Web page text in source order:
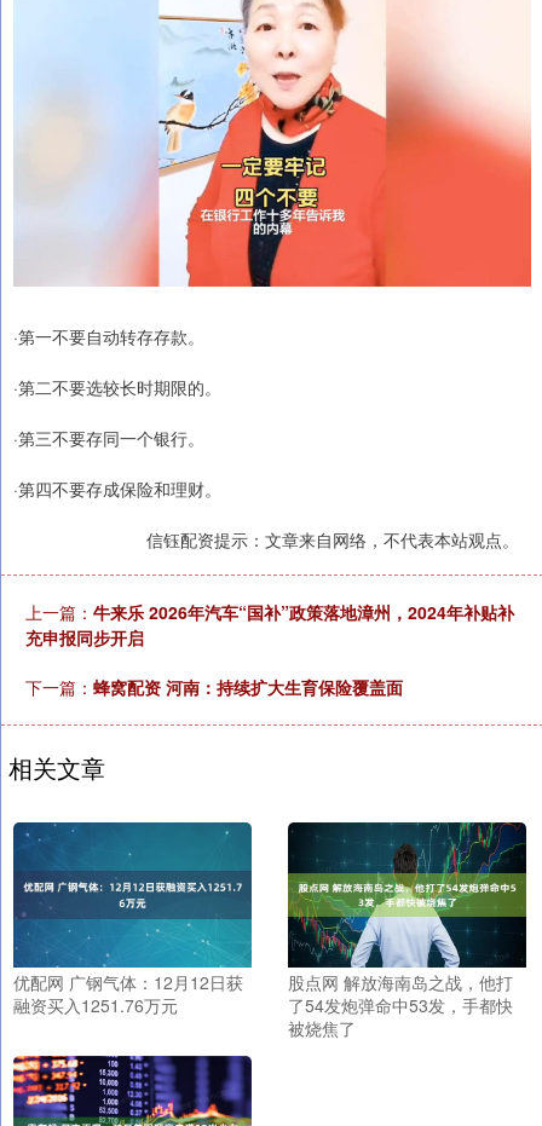
·第一不要自动转存存款。
·第二不要选较长时期限的。
·第三不要存同一个银行。
·第四不要存成保险和理财。
信钰配资提示：文章来自网络，不代表本站观点。
上一篇： 牛来乐 2026年汽车“国补”政策落地漳州，2024年补贴补
充申报同步开启
下一篇： 蜂窝配资 ​河南：持续扩大生育保险覆盖面
相关文章
优配网 广钢气体：12月12日获
融资买入1251.76万元
股点网 解放海南岛之战，他打
了54发炮弹命中53发，手都快
被烧焦了